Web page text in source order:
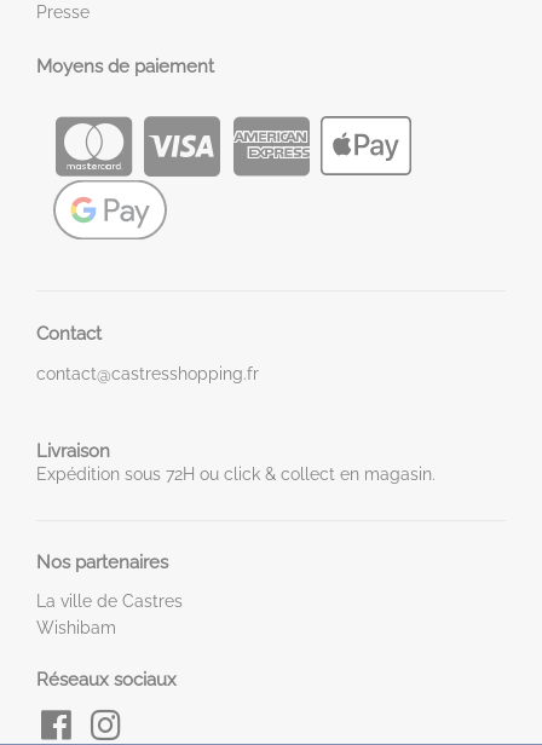
Presse
Moyens de paiement
Contact
contact@castresshopping.fr
Livraison
Expédition sous 72H ou click & collect en magasin.
Nos partenaires
La ville de Castres
Wishibam
Réseaux sociaux